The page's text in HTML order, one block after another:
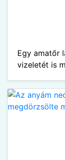
Egy amatőr
vizeletét is